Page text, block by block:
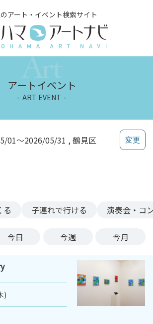
アート・イベント検索サイト
アートイベント
ART EVENT
01～2026/05/31 鶴見区
る
子連れで行ける 演奏会・コ
今日 今週 今月
)